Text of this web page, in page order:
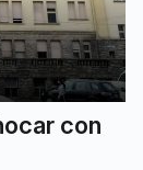
con